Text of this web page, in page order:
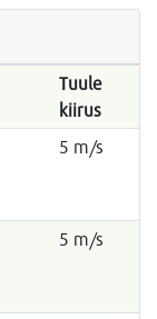
Tuule
kiirus
5 m/s
5 m/s